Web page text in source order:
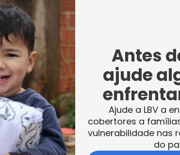
Antes
ajude
Ajude a LBV a
cobertores a
vulnerabilidade nas
do